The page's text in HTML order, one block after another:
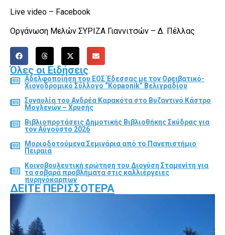
Live video – Facebook
Οργάνωση Μελών ΣΥΡΙΖΑ Γιαννιτσών – Δ. Πέλλας
Όλες οι Ειδήσεις
Αδελφοποίηση του ΕΟΣ Έδεσσας με τον Ορειβατικό-
Χιονοδρομικό Σύλλογο “Kopaonik” Βελιγραδίου
Συναυλία του Ανδρέα Καρακότα στο Βυζαντινό Κάστρο
Μογλενών – Χρυσής
Βιβλιοπροτάσεις Δημοτικής Βιβλιοθήκης Σκύδρας για
τον Αύγούστο 2026
Μοριοδοτούμενα Σεμινάρια από το Πανεπιστήμιο
Πειραιά
Κοινοβουλευτική ερώτηση του Διονύση Σταμενίτη για
τα σοβαρά προβλήματα στις καλλιέργειες
πυρηνόκαρπων
ΔΕΊΤΕ ΠΕΡΙΣΣΌΤΕΡΑ